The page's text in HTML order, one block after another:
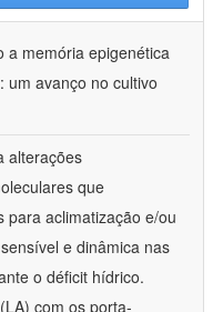
a memória epigenética
um avanço no cultivo
alterações
que
para aclimatização e/ou
e dinâmica nas
o déficit hídrico.
com os porta-